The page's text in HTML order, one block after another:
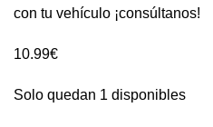
con tu vehículo ¡consúltanos!
10.99€
Solo quedan 1 disponibles